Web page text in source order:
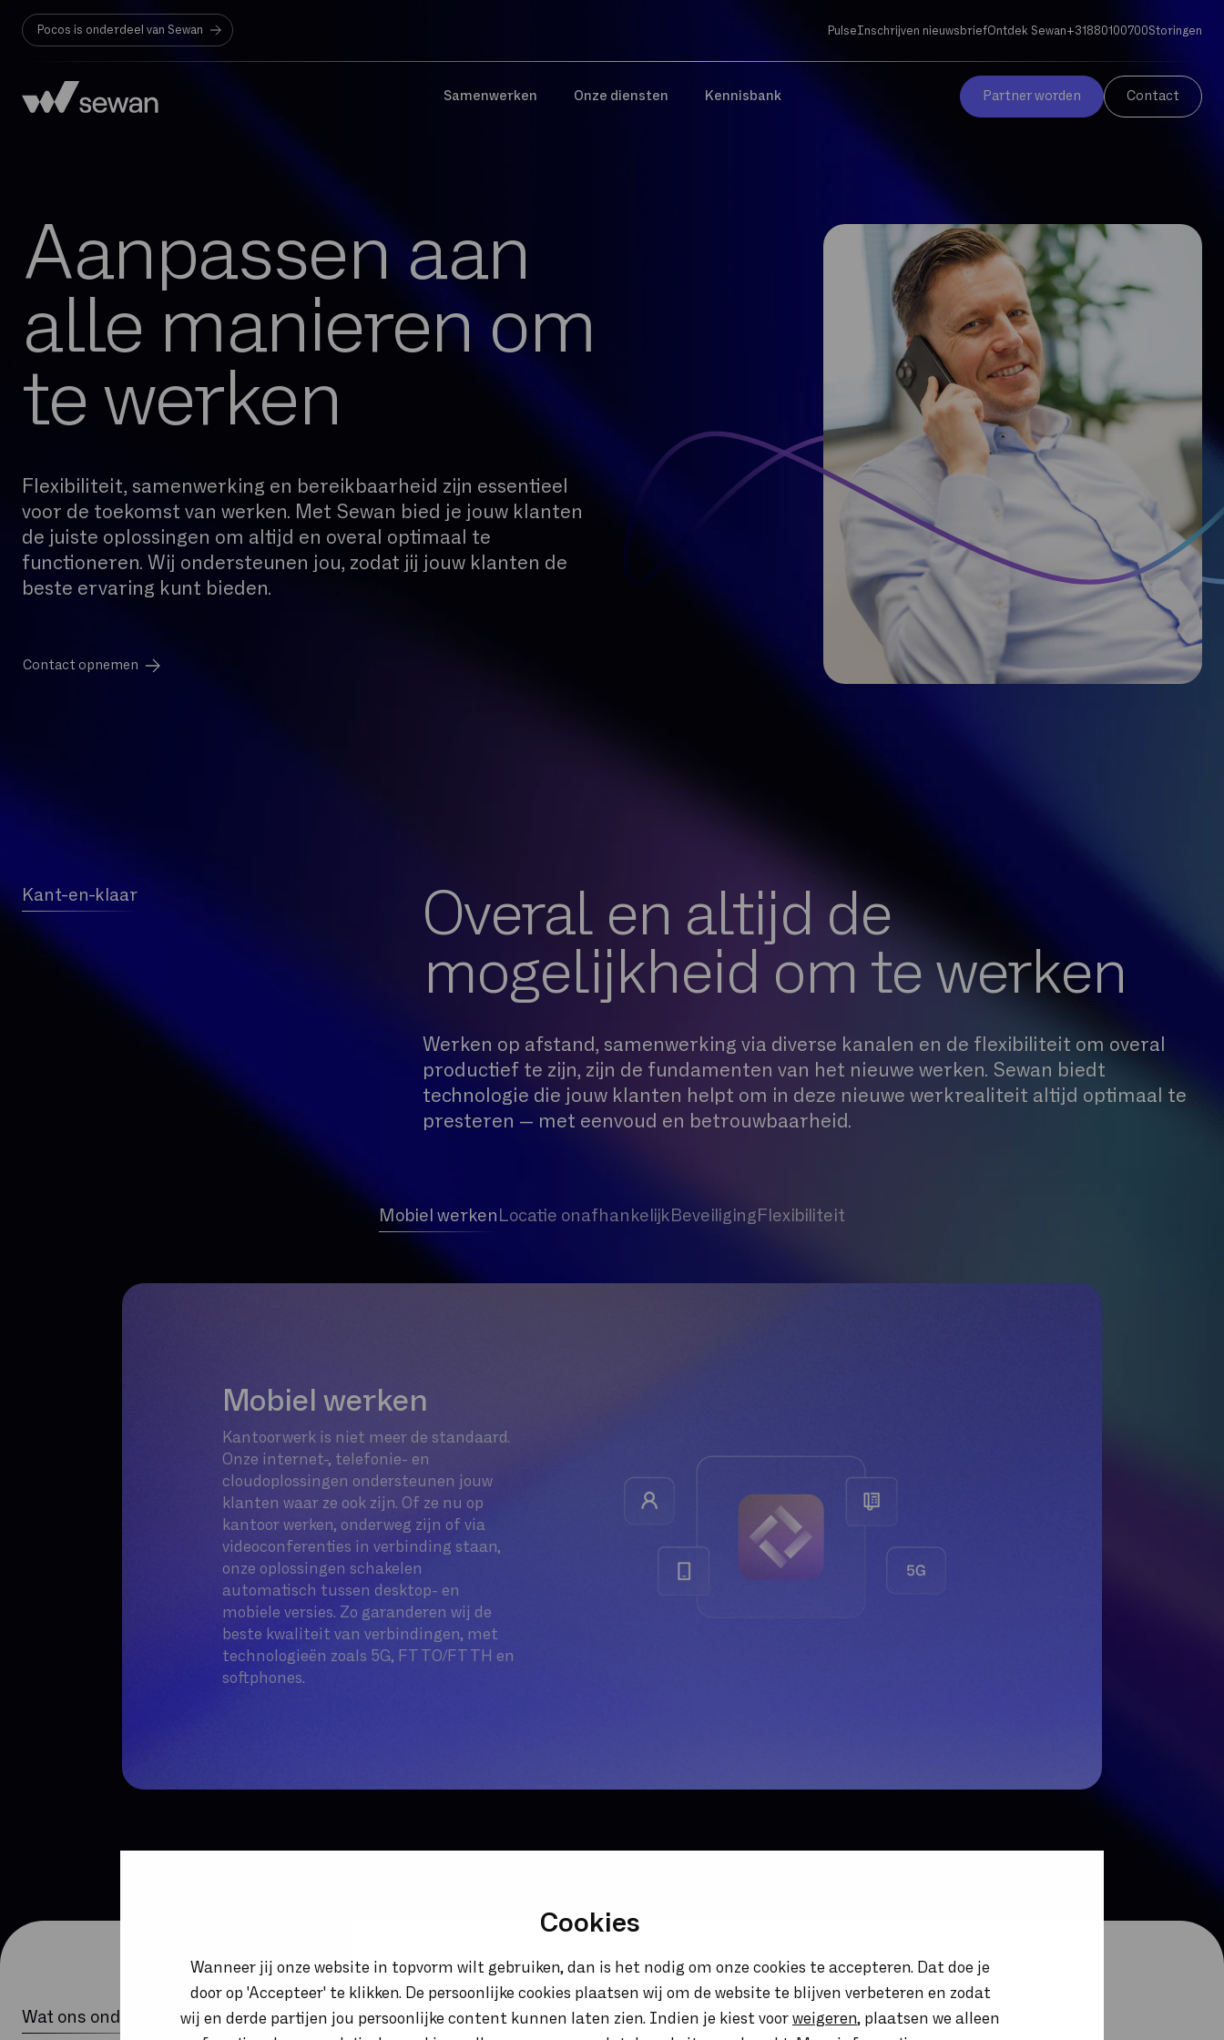
Cookies
Wanneer jij onze website in topvorm wilt gebruiken, dan is het nodig om onze cookies te accepteren. Dat doe je
door op 'Accepteer' te klikken. De persoonlijke cookies plaatsen wij om de website te blijven verbeteren en zodat
wij en derde partijen jou persoonlijke content kunnen laten zien. Indien je kiest voor weigeren, plaatsen we alleen
Pocos is onderdeel van Sewan PulseInschrijven nieuwsbriefOntdek Sewan+31880100700Storingen
Samenwerken Onze diensten Kennisbank Partner worden Contact
Aanpassen aan
alle manieren om
te werken
Flexibiliteit, samenwerking en bereikbaarheid zijn essentieel
voor de toekomst van werken. Met Sewan bied je jouw klanten
de juiste oplossingen om altijd en overal optimaal te
functioneren. Wij ondersteunen jou, zodat jij jouw klanten de
beste ervaring kunt bieden.
Contact opnemen
Kant-en-klaar
Overal en altijd de
mogelijkheid om te werken
Werken op afstand, samenwerking via diverse kanalen en de flexibiliteit om overal
productief te zijn, zijn de fundamenten van het nieuwe werken. Sewan biedt
technologie die jouw klanten helpt om in deze nieuwe werkrealiteit altijd optimaal te
presteren — met eenvoud en betrouwbaarheid.
Mobiel werken Locatie onafhankelijk Beveiliging Flexibiliteit
Mobiel werken
Kantoorwerk is niet meer de standaard.
Onze internet-, telefonie- en
cloudoplossingen ondersteunen jouw
klanten waar ze ook zijn. Of ze nu op
kantoor werken, onderweg zijn of via
videoconferenties in verbinding staan,
onze oplossingen schakelen
automatisch tussen desktop- en
mobiele versies. Zo garanderen wij de
beste kwaliteit van verbindingen, met
technologieën zoals 5G, FTTO/FTTH en
softphones.
Wat ons onderscheidt